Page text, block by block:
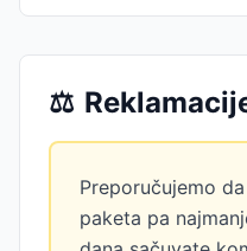
⚖️
Preporučujemo
paketa pa